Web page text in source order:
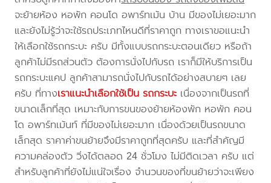
จะย้ายห้อง หอพัก คอนโด อพาร์ทเม้น บ้าน มีของไม่เยอะมาก
และยังไม่รู้ว่าจะใช้รถประเภทไหนดีที่ราคาถูก ทางเราขอแนะนำ
ให้เลือกใช้รถกระบะ ครับ มีทั้งแบบรถกระบะตอนเดียว หรือถ้า
ลูกค้าไม่มีรถส่วนตัว ต้องการนั่งไปกับรถ เราก็มีให้บริการเป็น
รถกระบะแคป ลูกค้าสามารถนั่งไปกับรถได้อย่างสบายๆ เลย
ครับ ที่ทางเราแนะนำเลือกใช้เป็น รถกระบะ เนื่องจากเป็นรถที่
ขนาดเล็กที่สุด เหมาะกับการขนของย้ายห้องพัก หอพัก คอน
โด อพาร์ทเม้นท์ ที่มีของไม่เยอะมาก เนื่องด้วยเป็นรถขนาด
เล็กสุด ราคาค่าขนย้ายจึงมีราคาถูกที่สุดครับ และที่สำคัญมี
ความคล่องตัว วิ่งได้ตลอด 24 ชั่วโมง ไม่มีติดเวลา ครับ แต่
สำหรับลูกค้าที่ยังไม่แน่ใจเรื่อง จำนวนของที่ขนย้ายว่าจะเพียง